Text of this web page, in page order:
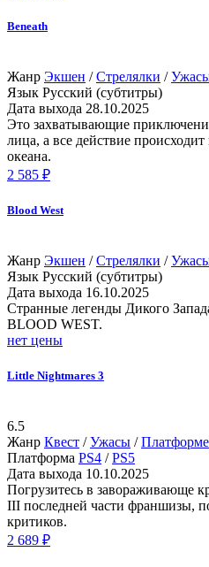
Beneath
Жанр Экшен /Стрелялки /
Язык Русский (субтитры)
Дата выхода 28.10.2025
Это захватывающие
лица, а все действие
океана.
2 585 ₽
Blood West
Жанр Экшен /Стрелялки /
Язык Русский (субтитры)
Дата выхода 16.10.2025
Странные легенды Дикого
BLOOD WEST.
нет цены
Little Nightmares 3
6.5
Жанр Квест /Ужасы /
Платформа PS4 /PS5
Дата выхода 10.10.2025
Погрузитесь в завораживающе
III последней части франшизы,
критиков.
2 689 ₽